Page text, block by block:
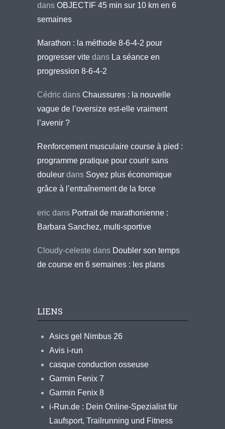
dans OBJECTIF 45 min sur 10 km en 6
semaines
Marathon : la méthode 8-6-4-2 pour
progresser vite dans La séance en
progression 8-6-4-2
Cédric dans Chaussures : la nouvelle
vague de l’oversize est-elle vraiment
l’avenir ?
Renforcement musculaire course à pied :
programme pratique pour courir sans
douleur dans Soyez plus économique
grâce à l’entraînement de la force
eric dans Portrait de marathonienne :
Barbara Sanchez, multi-sportive
Cloudy-celeste dans Doubler son temps
de course en 6 semaines : les plans
LIENS
Asics gel Nimbus 26
Avis i-run
casque conduction osseuse
Garmin Fenix 7
Garmin Fenix 8
i-Run.de : Dein Online-Spezialist für
Laufsport, Trailrunning und Fitness